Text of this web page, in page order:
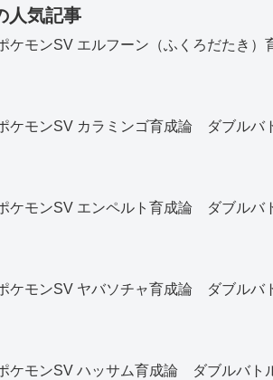
人気記事
ケモンSV エルフーン（ふくろだたき
ケモンSV カラミンゴ育成論 ダブルバ
ケモンSV エンペルト育成論 ダブルバ
ケモンSV ヤバソチャ育成論 ダブルバ
ケモンSV ハッサム育成論 ダブルバト